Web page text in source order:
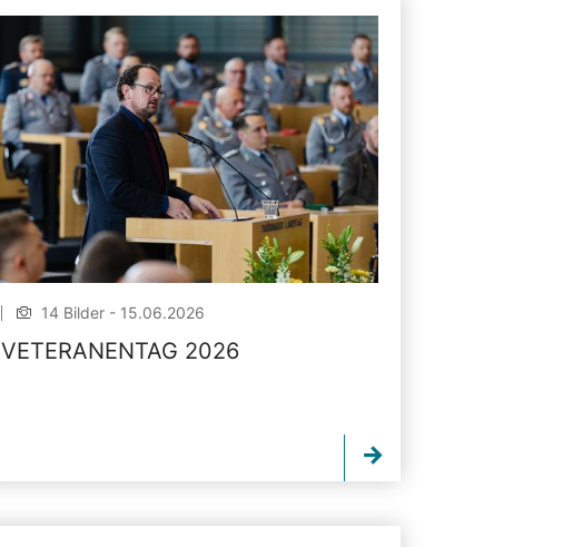
14 Bilder - 15.06.2026
VETERANENTAG 2026